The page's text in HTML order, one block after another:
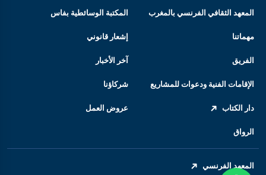
المعهد الثقافي الفرنسي بالمغرب المكتبة الوسائطية بفاس
مهماتنا إشعار قانوني
الفريق آخر الأخبار
الإقامات الفنية ودعوات للمشاريع شركاؤنا
دار الكتاب عروض العمل
الرواق
المعهد الفرنسي